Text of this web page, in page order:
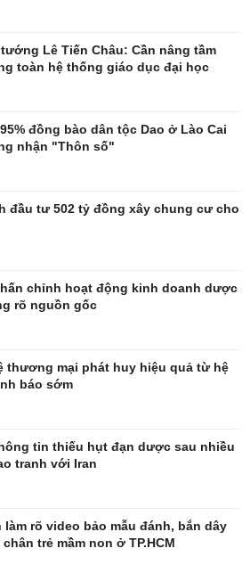
Tư vấn
Săn Tour
Lê Tiến Châu: Cần nâng tầm
toàn hệ thống giáo dục đại học
đồng bào dân tộc Dao ở Lào Cai
nhận "Thôn số"
đầu tư 502 tỷ đồng xây chung cư cho
chỉnh hoạt động kinh doanh dược
rõ nguồn gốc
thương mại phát huy hiệu quả từ hệ
báo sớm
tin thiếu hụt đạn dược sau nhiều
tranh với Iran
làm rõ video bảo mẫu đánh, bắn dây
trẻ mầm non ở TP.HCM